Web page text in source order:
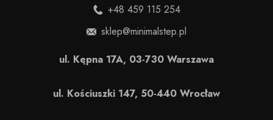
+48 459 115 254
sklep@minimalstep.pl
ul. Kępna 17A, 03-730 Warszawa
ul. Kościuszki 147, 50-440 Wrocław